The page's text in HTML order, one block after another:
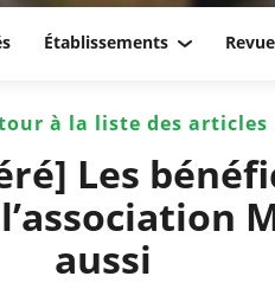
Établissements
à la liste des articles
Les
aussi